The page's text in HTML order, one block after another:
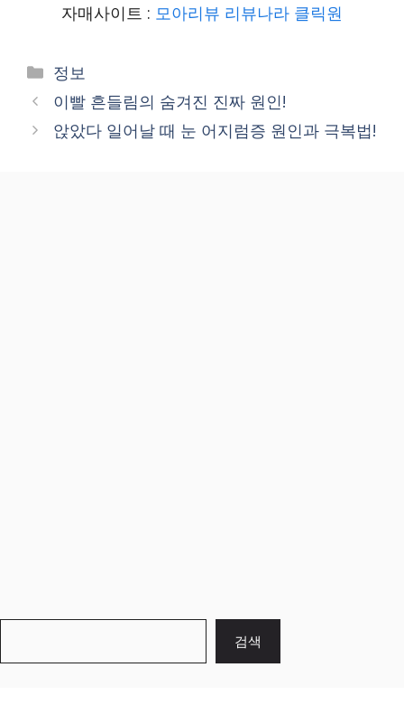
자매사이트 : 모아리뷰 리뷰나라 클릭원
Categories
정보
이빨 흔들림의 숨겨진 진짜 원인!
앉았다 일어날 때 눈 어지럼증 원인과 극복법!
검색